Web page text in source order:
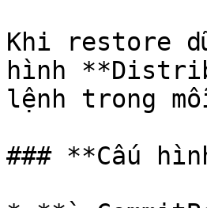
Khi restore
hình
lệnh trong
### **Cấu